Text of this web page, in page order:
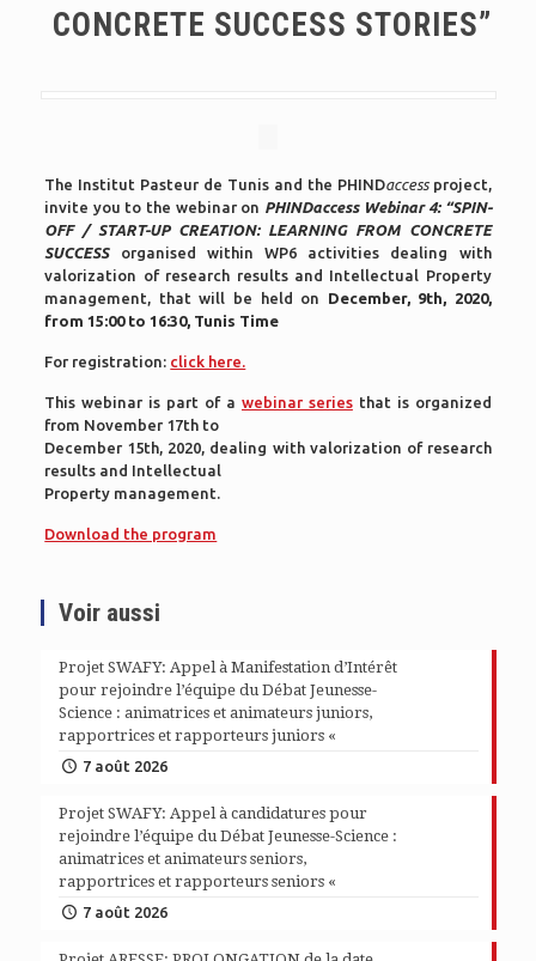
CONCRETE SUCCESS STORIES”
The Institut Pasteur de Tunis and the PHINDaccess project,
invite you to the webinar on PHINDaccess Webinar 4: “SPIN-
OFF / START-UP CREATION: LEARNING FROM CONCRETE
SUCCESS
organised within WP6 activities dealing with
valorization of research results and Intellectual Property
management, that will be held on December, 9th, 2020,
from 15:00 to 16:30, Tunis Time
For registration: click here.
This webinar is part of a webinar seriesthat is organized
from November 17th to
December 15th, 2020, dealing with valorization of research
results and Intellectual
Property management.
Download the program
Voir aussi
Projet SWAFY: Appel à Manifestation d’Intérêt
pour rejoindre l’équipe du Débat Jeunesse-
Science : animatrices et animateurs juniors,
rapportrices et rapporteurs juniors «
7 août 2026
Projet SWAFY: Appel à candidatures pour
rejoindre l’équipe du Débat Jeunesse-Science :
animatrices et animateurs seniors,
rapportrices et rapporteurs seniors «
7 août 2026